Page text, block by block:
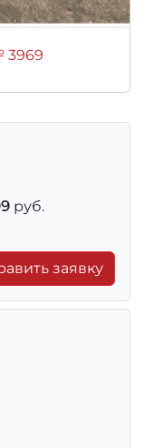
3969
руб.
заявку